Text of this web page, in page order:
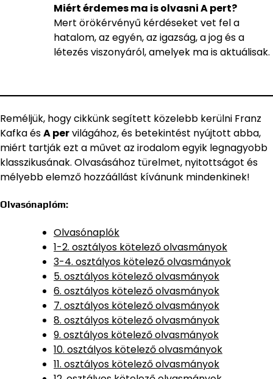
Miért érdemes ma is olvasni A pert?
Mert örökérvényű kérdéseket vet fel a
hatalom, az egyén, az igazság, a jog és a
létezés viszonyáról, amelyek ma is aktuálisak.
Reméljük, hogy cikkünk segített közelebb kerülni Franz
Kafka ésA pervilágához, és betekintést nyújtott abba,
miért tartják ezt a művet az irodalom egyik legnagyobb
klasszikusának. Olvasásához türelmet, nyitottságot és
mélyebb elemző hozzáállást kívánunk mindenkinek!
Olvasónaplóm:
Olvasónaplók
1-2. osztályos kötelező olvasmányok
3-4. osztályos kötelező olvasmányok
5. osztályos kötelező olvasmányok
6. osztályos kötelező olvasmányok
7. osztályos kötelező olvasmányok
8. osztályos kötelező olvasmányok
9. osztályos kötelező olvasmányok
10. osztályos kötelező olvasmányok
11. osztályos kötelező olvasmányok